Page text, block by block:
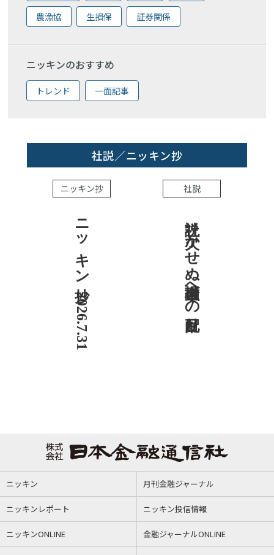
農漁協 生損保 証券関係
ニッキンのおすすめ
トレンド 一面記事
社説／ニッキン抄
ニッキン抄
ニッキン抄 2026.7.31
社説
社説 欠かせぬ金融市場への目配り
ニッキン 月刊金融ジャーナル
ニッキンレポート ニッキン投信情報
ニッキンONLINE 金融ジャーナルONLINE